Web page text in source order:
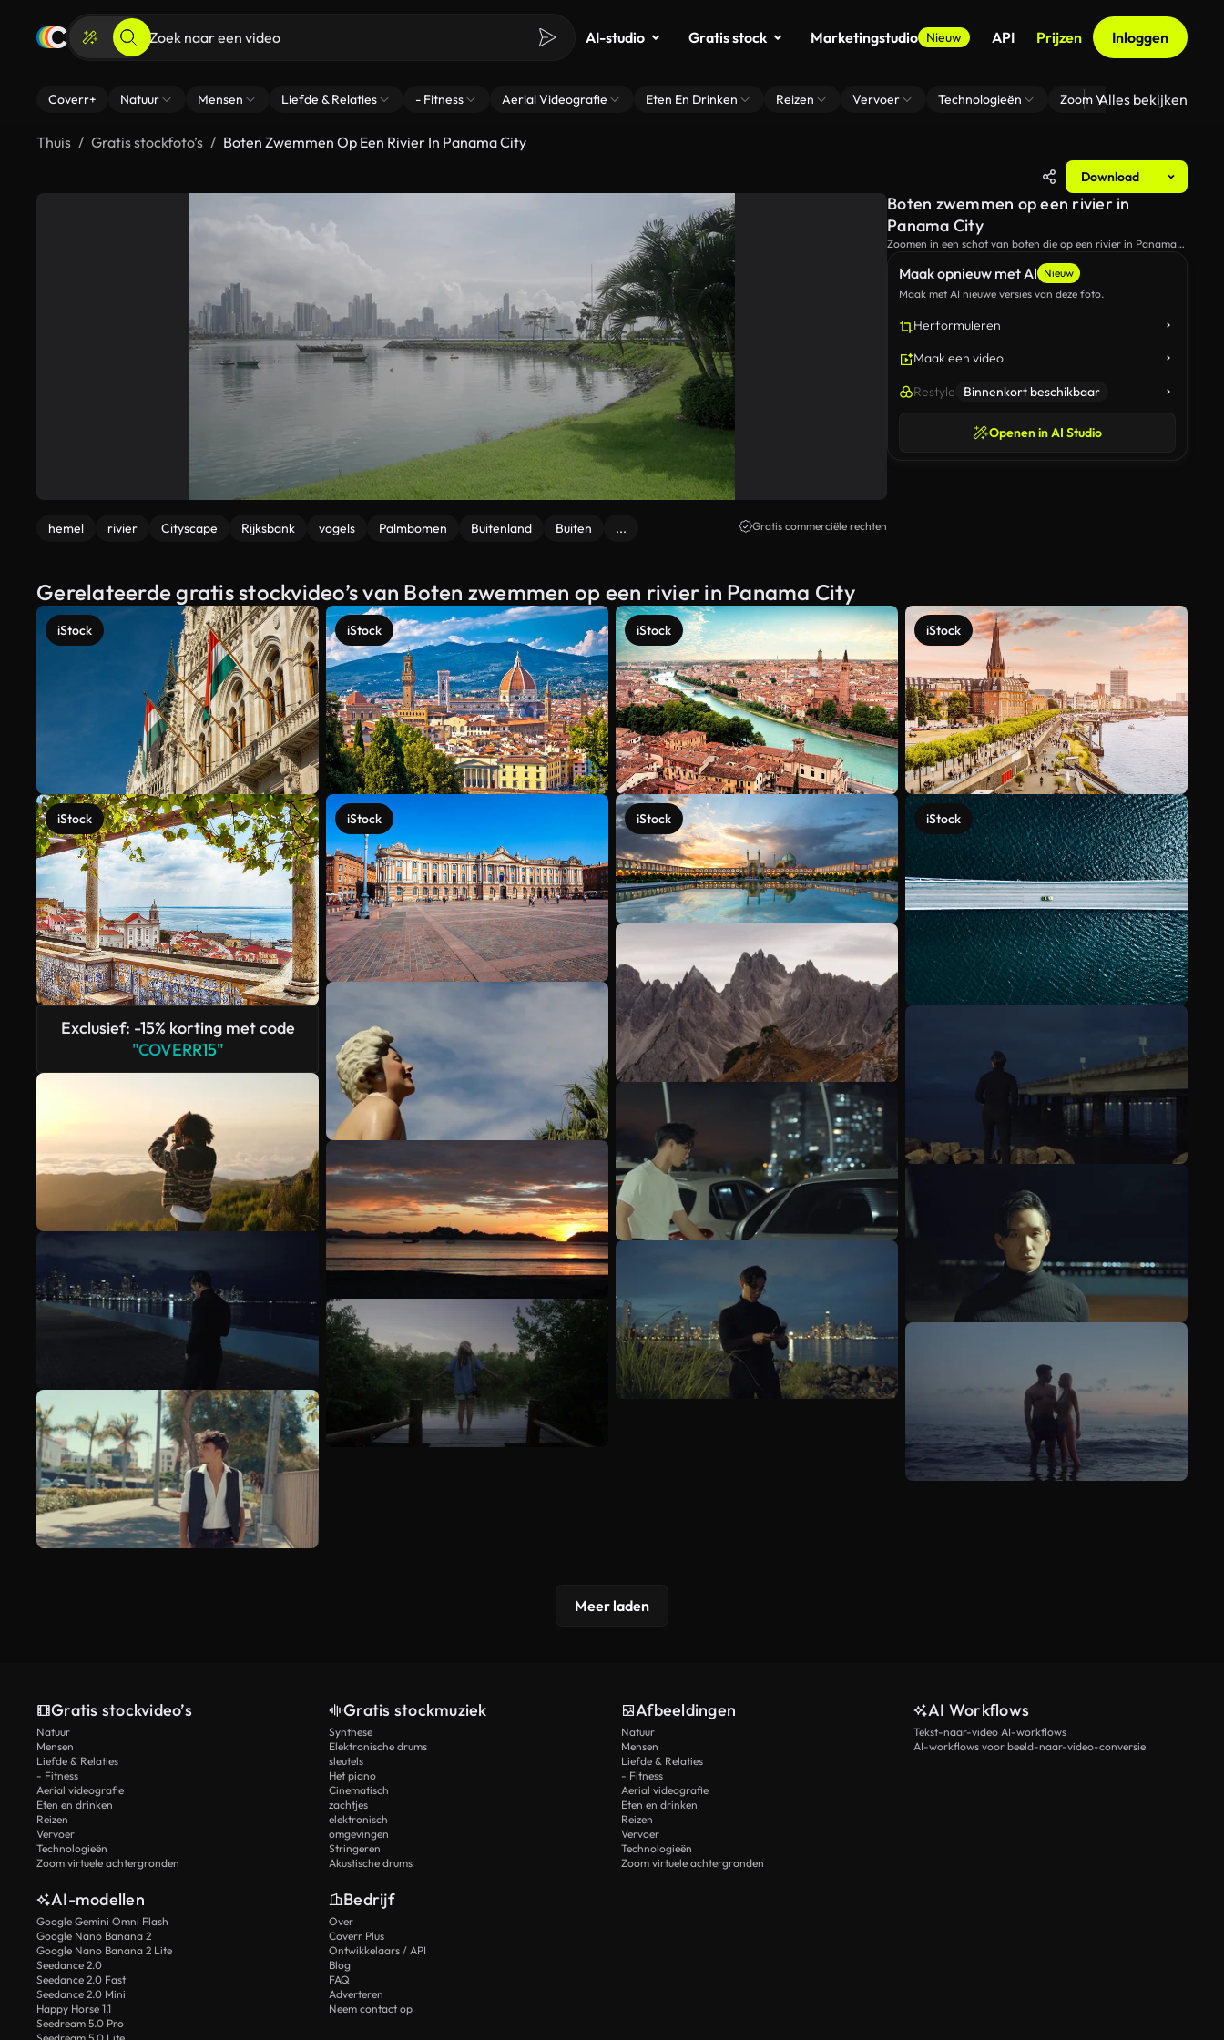
AI-studio Gratis stock Marketingstudio Nieuw API Prijzen Inloggen
Coverr+ Natuur Mensen Liefde & Relaties - Fitness Aerial Videografie Eten En Drinken Reizen Vervoer Technologieën Zoom Virtuele
Alles bekijken
Thuis Gratis stockfoto’s Boten Zwemmen Op Een Rivier In Panama City
Download
hemel rivier Cityscape Rijksbank vogels Palmbomen Buitenland Buiten ... Gratis commerciële rechten
Maak opnieuw met AI Nieuw
Maak met AI nieuwe versies van deze foto.
Herformuleren
Maak een video
Restyle Binnenkort beschikbaar
Openen in AI Studio
Boten zwemmen op een rivier in
Panama City
Zoomen in een schot van boten die op een rivier in Panama
Gerelateerde gratis stockvideo’s van Boten zwemmen op een rivier in Panama City
iStock
iStock
Exclusief: -15% korting met code
"COVERR15"
iStock
iStock
iStock
iStock
iStock
iStock
Meer bekijken
Meer laden
Gratis stockvideo’s
Natuur
Mensen
Liefde & Relaties
- Fitness
Aerial videografie
Eten en drinken
Reizen
Vervoer
Technologieën
Zoom virtuele achtergronden
Gratis stockmuziek
Synthese
Elektronische drums
sleutels
Het piano
Cinematisch
zachtjes
elektronisch
omgevingen
Stringeren
Akustische drums
Afbeeldingen
Natuur
Mensen
Liefde & Relaties
- Fitness
Aerial videografie
Eten en drinken
Reizen
Vervoer
Technologieën
Zoom virtuele achtergronden
AI Workflows
Tekst-naar-video AI-workflows
AI-workflows voor beeld-naar-video-conversie
AI-modellen
Google Gemini Omni Flash
Google Nano Banana 2
Google Nano Banana 2 Lite
Seedance 2.0
Seedance 2.0 Fast
Seedance 2.0 Mini
Happy Horse 1.1
Seedream 5.0 Pro
Bedrijf
Over
Coverr Plus
Ontwikkelaars / API
Blog
FAQ
Adverteren
Neem contact op